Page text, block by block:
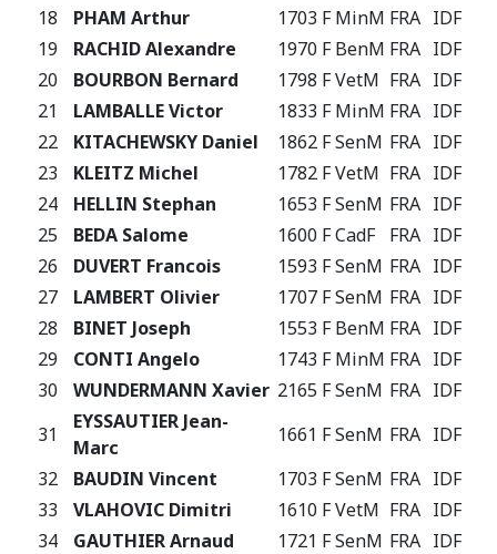
18
PHAM Arthur 1703 F MinM FRA IDF
19
RACHID Alexandre 1970 F BenM FRA IDF
20
BOURBON Bernard 1798 FVetM FRA IDF
21
LAMBALLE Victor 1833 F MinM FRA IDF
22
KITACHEWSKY Daniel 1862 FSenM FRA IDF
23
KLEITZ Michel 1782 FVetM FRA IDF
24
HELLIN Stephan 1653 FSenM FRA IDF
25
BEDA Salome 1600 FCadF FRA IDF
26
DUVERT Francois 1593 FSenM FRA IDF
27
LAMBERT Olivier 1707 FSenM FRA IDF
28
BINET Joseph 1553 F BenM FRA IDF
29
CONTI Angelo 1743 F MinM FRA IDF
30
WUNDERMANN Xavier 2165 FSenM FRA IDF
31
EYSSAUTIER Jean-
Marc
1661 FSenM FRA IDF
32
BAUDIN Vincent 1703 FSenM FRA IDF
33
VLAHOVIC Dimitri 1610 FVetM FRA IDF
34
GAUTHIER Arnaud 1721 FSenM FRA IDF